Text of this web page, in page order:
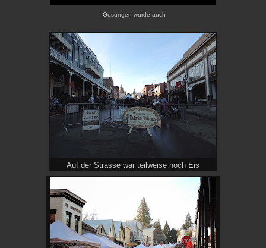
Gesungen wurde auch
Auf der Strasse war teilweise noch Eis